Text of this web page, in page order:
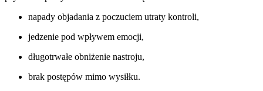
napady objadania z poczuciem utraty kontroli,
jedzenie pod wpływem emocji,
długotrwałe obniżenie nastroju,
brak postępów mimo wysiłku.